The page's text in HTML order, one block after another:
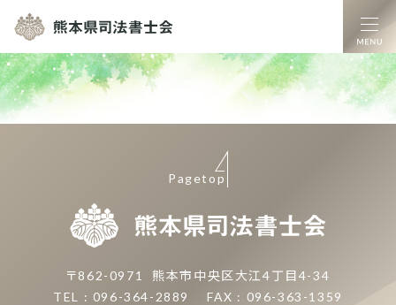
熊本県司法書士
〒862-0971
熊本市中央区大江4丁目4-34
TEL : 096-364-2889
FAX : 096-363-1359
Pagetop